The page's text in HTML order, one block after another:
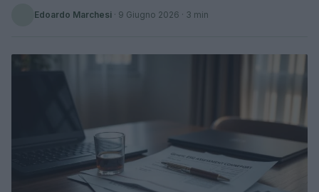
Edoardo Marchesi · 9 Giugno 2026 · 3 min